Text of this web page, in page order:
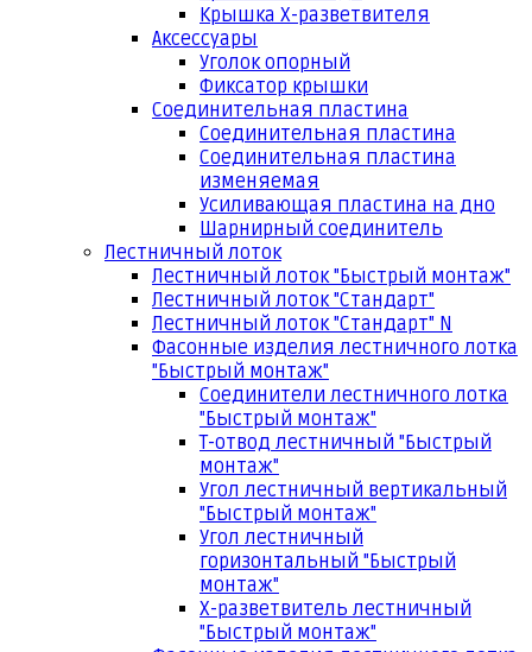
Крышка Х-разветвителя
Аксессуары
Уголок опорный
Фиксатор крышки
Соединительная пластина
Соединительная пластина
Соединительная пластина
изменяемая
Усиливающая пластина на дно
Шарнирный соединитель
Лестничный лоток
Лестничный лоток "Быстрый монтаж"
Лестничный лоток "Стандарт"
Лестничный лоток "Стандарт" N
Фасонные изделия лестничного лотка
"Быстрый монтаж"
Соединители лестничного лотка
"Быстрый монтаж"
Т-отвод лестничный "Быстрый
монтаж"
Угол лестничный вертикальный
"Быстрый монтаж"
Угол лестничный
горизонтальный "Быстрый
монтаж"
Х-разветвитель лестничный
"Быстрый монтаж"